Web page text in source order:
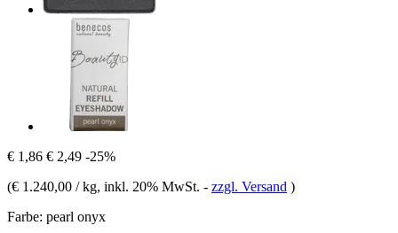
€ 1,86 € 2,49 -25%
(€ 1.240,00 / kg, inkl. 20% MwSt. - zzgl. Versand )
Farbe: pearl onyx